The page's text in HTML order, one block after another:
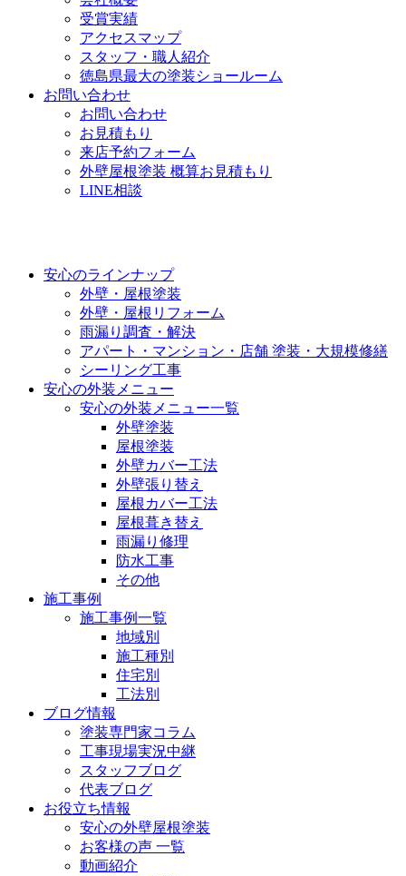
受賞実績
アクセスマップ
スタッフ・職人紹介
徳島県最大の塗装ショールーム
お問い合わせ
お問い合わせ
お見積もり
来店予約フォーム
外壁屋根塗装 概算お見積もり
LINE相談
安心のラインナップ
外壁・屋根塗装
外壁・屋根リフォーム
雨漏り調査・解決
アパート・マンション・店舗 塗装・大規模修繕
シーリング工事
安心の外装メニュー
安心の外装メニュー一覧
外壁塗装
屋根塗装
外壁カバー工法
外壁張り替え
屋根カバー工法
屋根葺き替え
雨漏り修理
防水工事
その他
施工事例
施工事例一覧
地域別
施工種別
住宅別
工法別
ブログ情報
塗装専門家コラム
工事現場実況中継
スタッフブログ
代表ブログ
お役立ち情報
安心の外壁屋根塗装
お客様の声 一覧
動画紹介